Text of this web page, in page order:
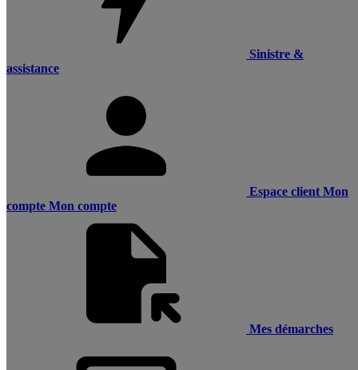
Sinistre &
assistance
Espace client Mon
compte Mon compte
Mes démarches